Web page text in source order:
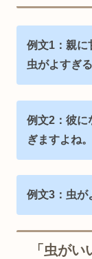
例文1：親に
虫がよすぎる
例文2：彼に
ぎますよね。
例文3：虫が
「虫が